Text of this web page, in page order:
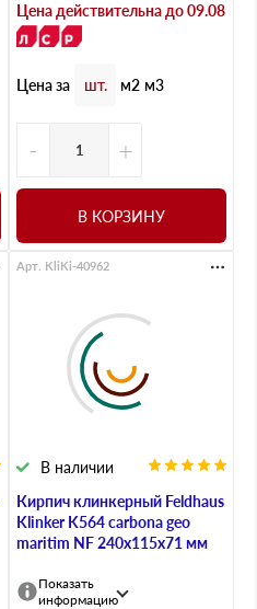
Цена действительна до 09.08
Цена за шт. м2 м3
- +
В КОРЗИНУ
Кирпич клинкерный Feldhaus
Klinker K564 carbona geo
maritim NF 240х115х71 мм
В наличии
Арт. KliKi-40962
Показать
информацию